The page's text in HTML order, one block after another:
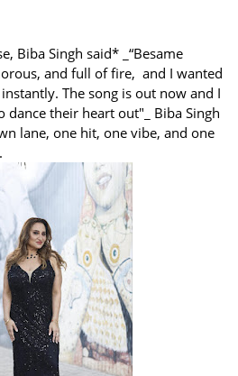
Biba Singh said* _“Besame
and full of fire, and I wanted
The song is out now and I
dance their heart out"_ Biba Singh
lane, one hit, one vibe, and one